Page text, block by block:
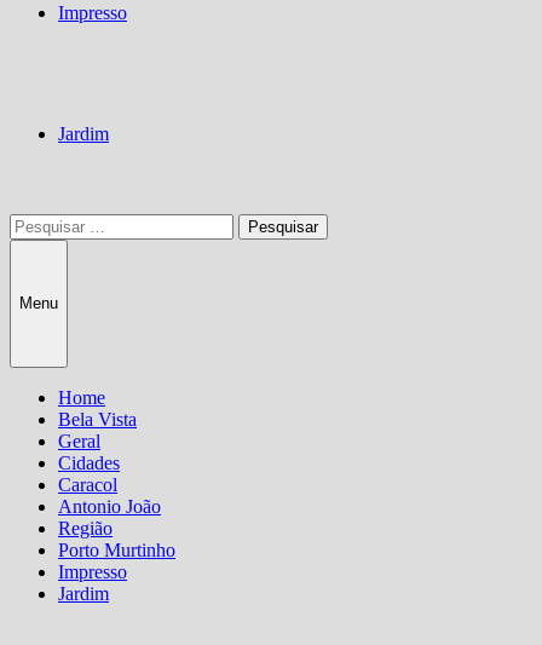
Impresso
Jardim
Pesquisar
por:
Menu
Home
Bela Vista
Geral
Cidades
Caracol
Antonio João
Região
Porto Murtinho
Impresso
Jardim